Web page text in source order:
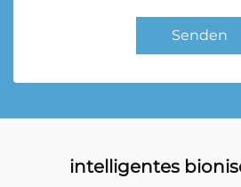
Senden
intelligentes